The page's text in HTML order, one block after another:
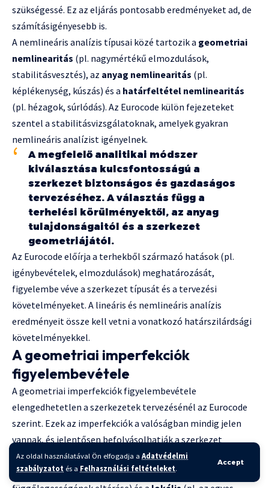
Az oldal használatával Ön elfogadja a Adatvédelmi
szabályzatot és a Felhasználási feltételeket.
Accept
szükségessé. Ez az eljárás pontosabb eredményeket ad, de
számításigényesebb is.
A nemlineáris analízis típusai közé tartozik a geometriai
nemlinearitás (pl. nagymértékű elmozdulások,
stabilitásvesztés), az anyag nemlinearitás (pl.
képlékenység, kúszás) és a határfeltétel nemlinearitás
(pl. hézagok, súrlódás). Az Eurocode külön fejezeteket
szentel a stabilitásvizsgálatoknak, amelyek gyakran
nemlineáris analízist igényelnek.
A megfelelő analitikai módszer
kiválasztása kulcsfontosságú a
szerkezet biztonságos és gazdaságos
tervezéséhez. A választás függ a
terhelési körülményektől, az anyag
tulajdonságaitól és a szerkezet
geometriájától.
Az Eurocode előírja a terhekből származó hatások (pl.
igénybevételek, elmozdulások) meghatározását,
figyelembe véve a szerkezet típusát és a tervezési
követelményeket. A lineáris és nemlineáris analízis
eredményeit össze kell vetni a vonatkozó határszilárdsági
követelményekkel.
A geometriai imperfekciók
figyelembevétele
A geometriai imperfekciók figyelembevétele
elengedhetetlen a szerkezetek tervezésénél az Eurocode
szerint. Ezek az imperfekciók a valóságban mindig jelen
vannak, és jelentősen befolyásolhatják a szerkezet
viselkedését, különösen a stabilitását. A tervezés során
figyelembe kell venni aglobális(pl. a szerkezet